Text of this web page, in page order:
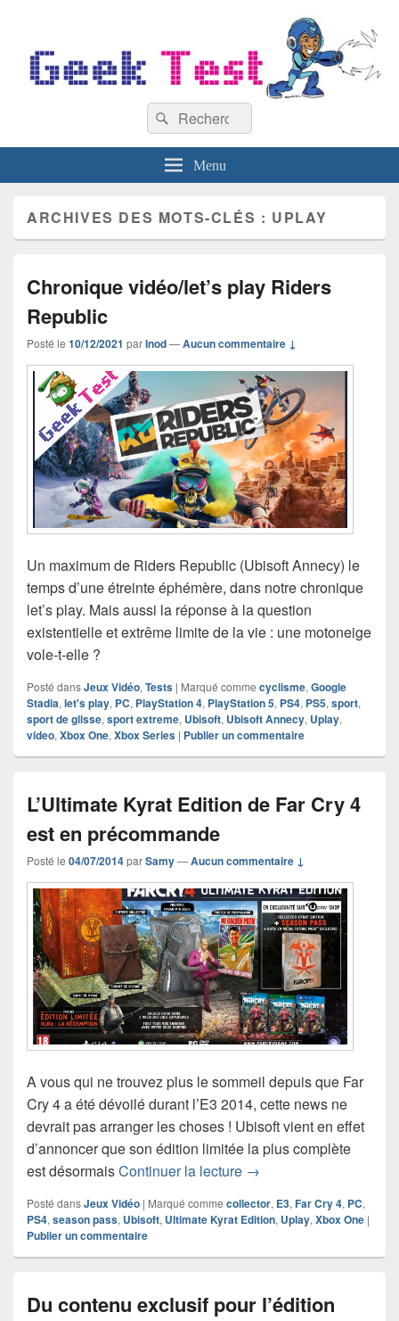
Recherche :
Rechercher
Menu
ARCHIVES DES MOTS-CLÉS : UPLAY
Chronique vidéo/let’s play Riders
Republic
Posté le 10/12/2021 parInod—Aucun commentaire ↓
Un maximum de Riders Republic (Ubisoft Annecy) le
temps d’une étreinte éphémère, dans notre chronique
let’s play. Mais aussi la réponse à la question
existentielle et extrême limite de la vie : une motoneige
vole-t-elle ?
Posté dansJeux Vidéo, Tests | Marqué comme cyclisme, Google
Stadia, let's play, PC, PlayStation 4, PlayStation 5, PS4, PS5, sport,
sport de glisse, sport extreme, Ubisoft, Ubisoft Annecy, Uplay,
video, Xbox One, Xbox Series | Publier un commentaire
L’Ultimate Kyrat Edition de Far Cry 4
est en précommande
Posté le 04/07/2014parSamy—Aucun commentaire ↓
A vous qui ne trouvez plus le sommeil depuis que Far
Cry 4 a été dévoilé durant l’E3 2014, cette news ne
devrait pas arranger les choses ! Ubisoft vient en effet
d’annoncer que son édition limitée la plus complète
est désormaisContinuer la lecture L’Ultimate Kyrat
→
Posté dansJeux Vidéo | Marqué comme collector, E3, Far Cry 4, PC,
PS4, season pass, Ubisoft, Ultimate Kyrat Edition, Uplay, Xbox One |
Publier un commentaire
Du contenu exclusif pour l’édition